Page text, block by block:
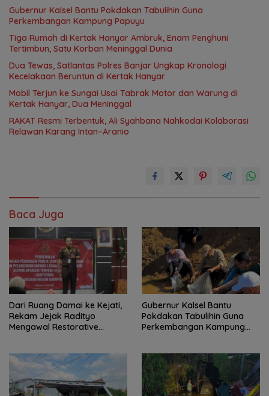
Gubernur Kalsel Bantu Pokdakan Tabulihin Guna
Perkembangan Kampung Papuyu
Tiga Rumah di Kertak Hanyar Ambruk, Enam Penghuni
Tertimbun, Satu Korban Meninggal Dunia
Dua Tewas, Satlantas Polres Banjar Ungkap Kronologi
Kecelakaan Beruntun di Kertak Hanyar
Mobil Terjun ke Sungai Usai Tabrak Motor dan Warung di
Kertak Hanyar, Dua Meninggal
RAKAT Resmi Terbentuk, Ali Syahbana Nahkodai Kolaborasi
Relawan Karang Intan–Aranio
Baca Juga
Dari Ruang Damai ke Kejati,
Rekam Jejak Radityo
Mengawal Restorative
Gubernur Kalsel Bantu
Pokdakan Tabulihin Guna
Perkembangan Kampung